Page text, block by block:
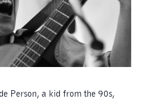
Person, a kid from the 90s,